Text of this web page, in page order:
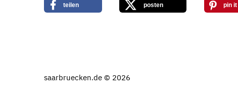
teilen posten pin it
saarbruecken.de © 2026